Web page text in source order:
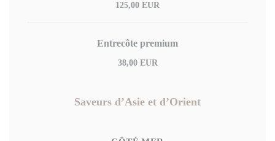
125,00 EUR
Entrecôte premium
38,00 EUR
Saveurs d’Asie et d’Orient